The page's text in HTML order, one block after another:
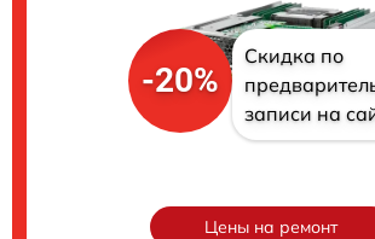
-20%
Скидка по
записи на
Цены на ремонт